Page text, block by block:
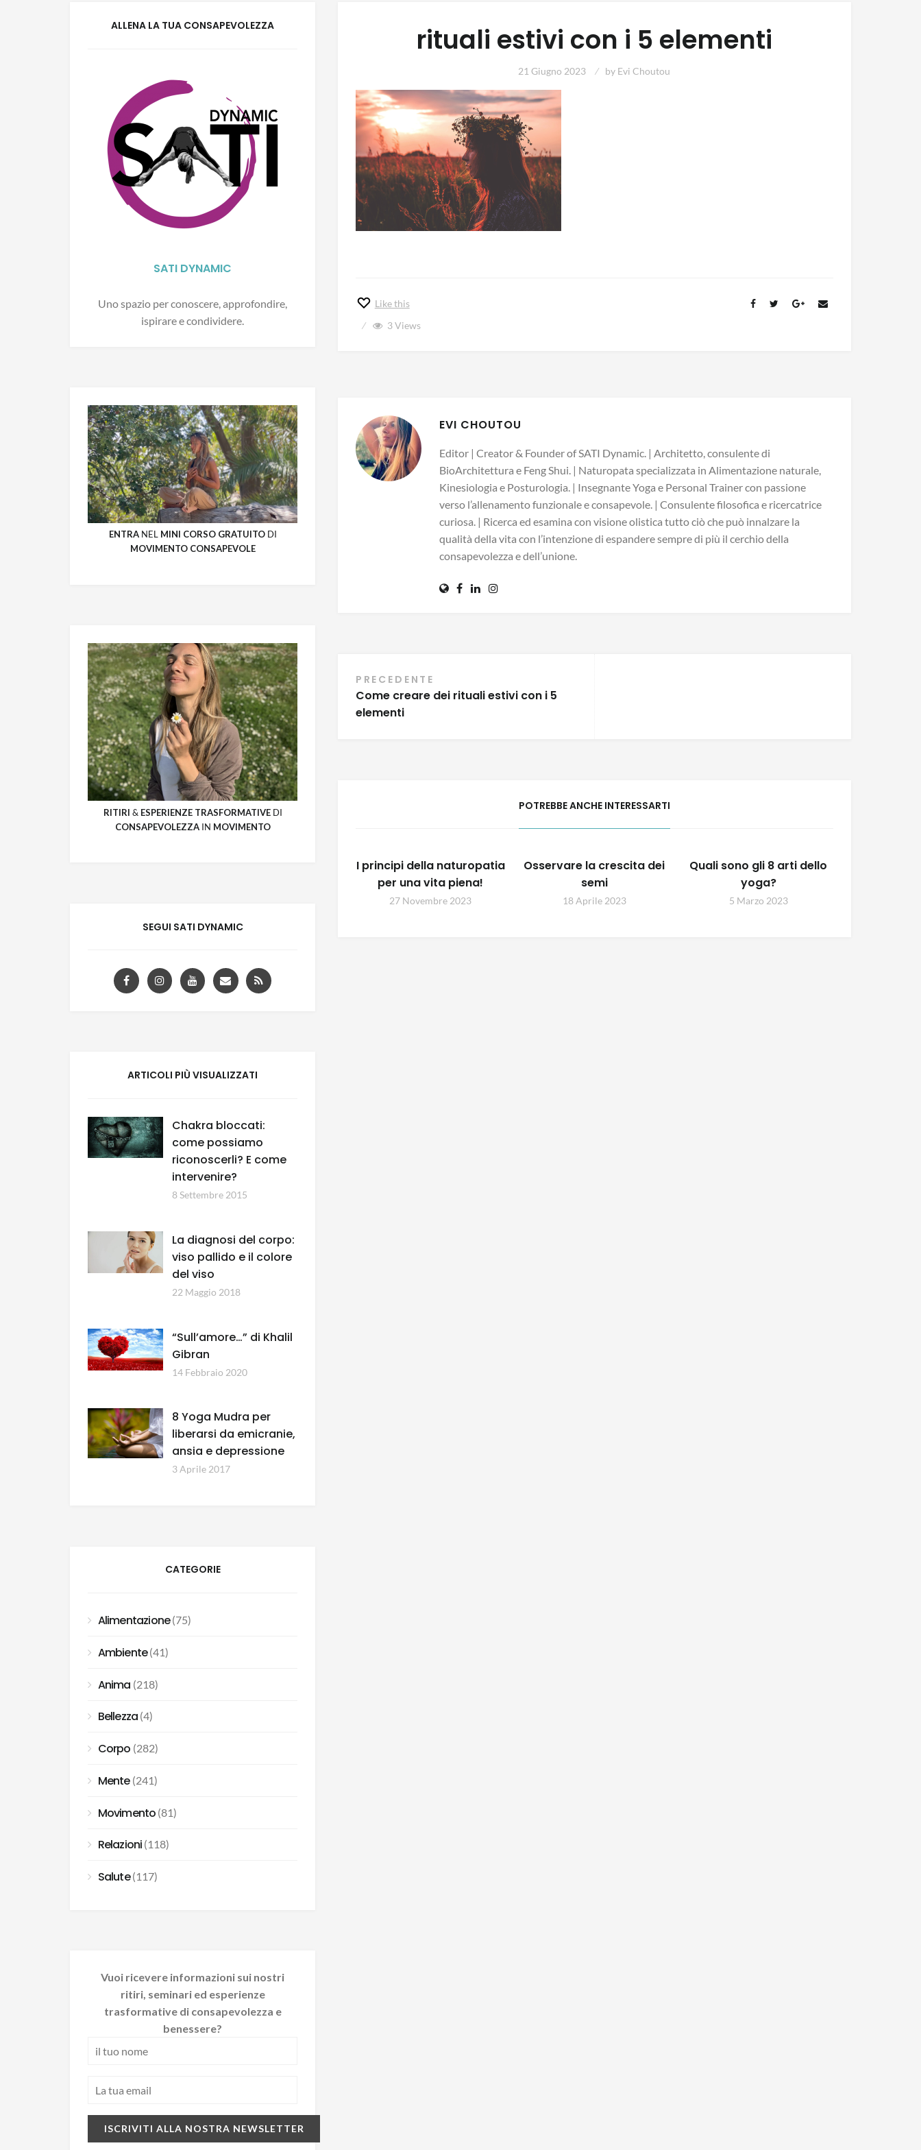
rituali estivi con i 5 elementi
21 Giugno 2023 by Evi Choutou
Like this
3Views
EVI CHOUTOU
Editor | Creator & Founder of SATI Dynamic. | Architetto, consulente di
BioArchitettura e Feng Shui. | Naturopata specializzata in Alimentazione naturale,
Kinesiologia e Posturologia. | Insegnante Yoga e Personal Trainer con passione
verso l’allenamento funzionale e consapevole. | Consulente filosofica e ricercatrice
curiosa. | Ricerca ed esamina con visione olistica tutto ciò che può innalzare la
qualità della vita con l’intenzione di espandere sempre di più il cerchio della
consapevolezza e dell’unione.
Navigazione
articoli
PRECEDENTE
Come creare dei rituali estivi con i 5
elementi
POTREBBE ANCHE INTERESSARTI
I principi della naturopatia
per una vita piena!
27 Novembre 2023
Osservare la crescita dei
semi
18 Aprile 2023
Quali sono gli 8 arti dello
yoga?
5 Marzo 2023
ALLENA LA TUA CONSAPEVOLEZZA
SATI DYNAMIC
Uno spazio per conoscere, approfondire,
ispirare e condividere.
ENTRA NEL MINI CORSO GRATUITO DI
MOVIMENTO CONSAPEVOLE
RITIRI & ESPERIENZE TRASFORMATIVEDI
CONSAPEVOLEZZAIN MOVIMENTO
SEGUI SATI DYNAMIC
ARTICOLI PIÙ VISUALIZZATI
Chakra bloccati:
come possiamo
riconoscerli? E come
intervenire?
8 Settembre 2015
La diagnosi del corpo:
viso pallido e il colore
del viso
22 Maggio 2018
“Sull’amore…” di Khalil
Gibran
14 Febbraio 2020
8 Yoga Mudra per
liberarsi da emicranie,
ansia e depressione
3 Aprile 2017
CATEGORIE
Alimentazione(75)
Ambiente(41)
Anima (218)
Bellezza (4)
Corpo (282)
Mente(241)
Movimento (81)
Relazioni (118)
Salute(117)
Vuoi ricevere informazioni sui nostri
ritiri, seminari ed esperienze
trasformative di consapevolezza e
benessere?